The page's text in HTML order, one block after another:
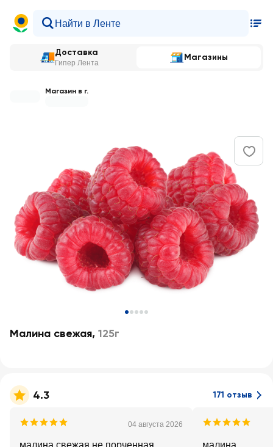
Доставка
Гипер Лента
Магазины
Магазин в г.
Малина свежая, 125г
4.3 171 отзыв
04 августа 2026
малина свежая,не порченная
малина